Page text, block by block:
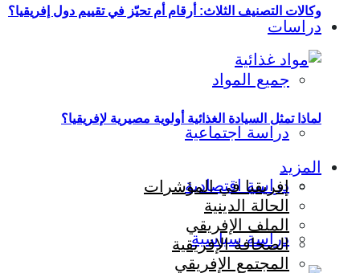
دراسات
جميع المواد
دراسة اجتماعية
دراسة اقتصادية
دراسة سياسية
وكالات التصنيف الثلاث: أرقام أم تحيّز في تقييم دول إفريقيا؟
لماذا تمثل السيادة الغذائية أولوية مصيرية لإفريقيا؟
المزيد
إفريقيا في المؤشرات
الحالة الدينية
الملف الإفريقي
الصحافة الإفريقية
المجتمع الإفريقي